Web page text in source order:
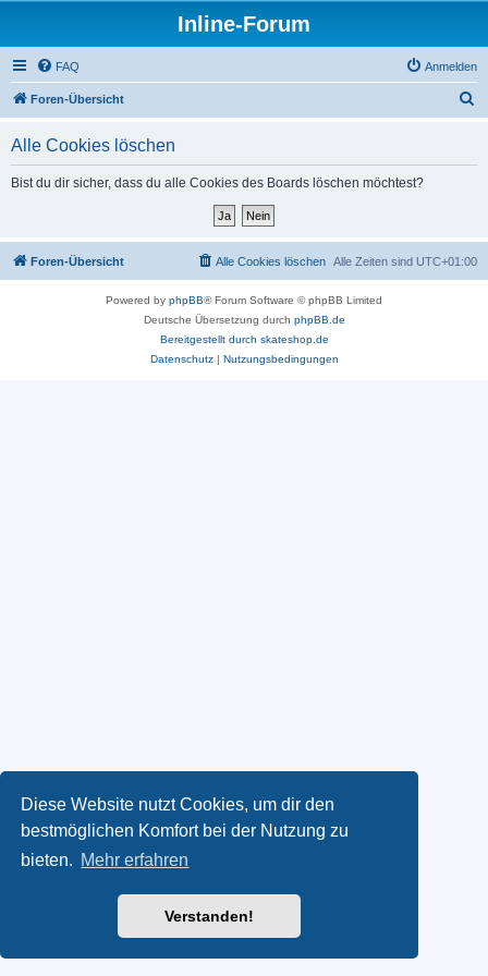
Diese Website nutzt Cookies, um dir den
bestmöglichen Komfort bei der Nutzung zu
bieten. Mehr erfahren
Verstanden!
Inline-Forum
FAQ Anmelden
Foren-Übersicht
Alle Cookies löschen
Bist du dir sicher, dass du alle Cookies des Boards löschen möchtest?
Foren-Übersicht Alle Zeiten sind UTC+01:00
Alle Cookies löschen
Powered by phpBB® Forum Software © phpBB Limited
Deutsche Übersetzung durch phpBB.de
Bereitgestellt durch skateshop.de
Datenschutz| Nutzungsbedingungen